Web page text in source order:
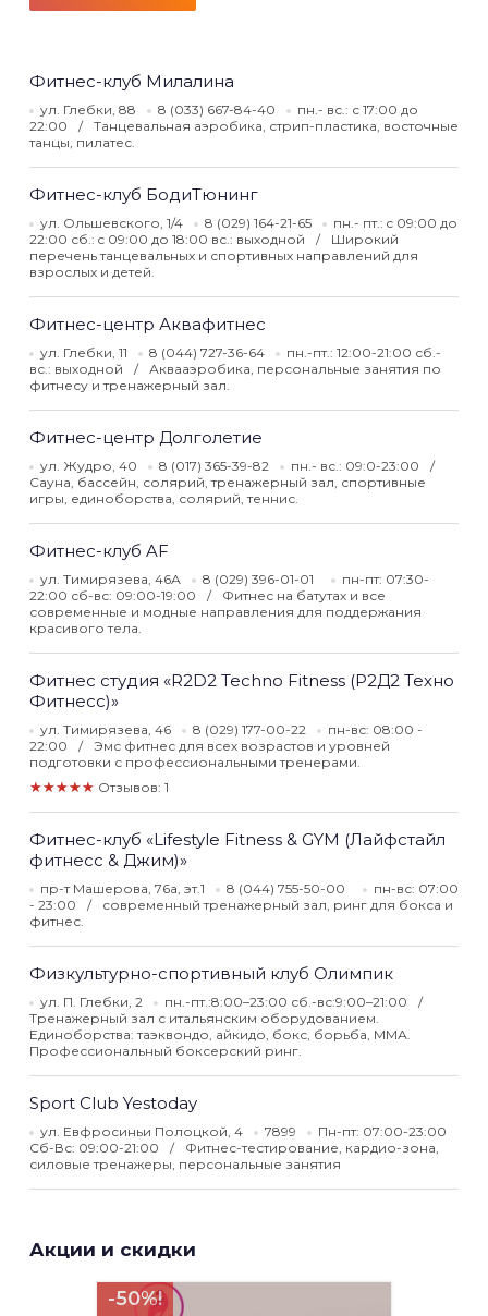
Фитнес-клуб Милалина
ул. Глебки, 88 8 (033) 667-84-40
пн.- вс.: с 17:00 до
22:00
Танцевальная аэробика, стрип-пластика, восточные
танцы, пилатес.
Фитнес-клуб БодиТюнинг
ул. Ольшевского, 1/4 8 (029) 164-21-65
пн.- пт.: c 09:00 до
22:00 сб.: c 09:00 до 18:00 вс.: выходной
Широкий
перечень танцевальных и спортивных направлений для
взрослых и детей.
Фитнес-центр Аквафитнес
ул. Глебки, 11 8 (044) 727-36-64
пн.-пт.: 12:00-21:00 сб.-
вс.: выходной
Аквааэробика, персональные занятия по
фитнесу и тренажерный зал.
Фитнес-центр Долголетие
ул. Жудро, 40 8 (017) 365-39-82
пн.- вс.: 09:0-23:00
Сауна, бассейн, солярий, тренажерный зал, спортивные
игры, единоборства, солярий, теннис.
Фитнес-клуб AF
ул. Тимирязева, 46А 8 (029) 396-01-01
пн-пт: 07:30-
22:00 сб-вс: 09:00-19:00
Фитнес на батутах и все
современные и модные направления для поддержания
красивого тела.
Фитнес студия «R2D2 Techno Fitness (Р2Д2 Техно
Фитнесс)»
ул. Тимирязева, 46 8 (029) 177-00-22
пн-вс: 08:00 -
22:00
Эмс фитнес для всех возрастов и уровней
подготовки с профессиональными тренерами.
★★★★★ Отзывов: 1
Фитнес-клуб «Lifestyle Fitness & GYM (Лайфстайл
фитнесс & Джим)»
пр-т Машерова, 76а, эт.1 8 (044) 755-50-00
пн-вс: 07:00
- 23:00
современный тренажерный зал, ринг для бокса и
фитнес.
Физкультурно-спортивный клуб Олимпик
ул. П. Глебки, 2
пн.-пт.:8:00–23:00 сб.-вс:9:00–21:00
Тренажерный зал с итальянским оборудованием.
Единоборства: таэквондо, айкидо, бокс, борьба, ММА.
Профессиональный боксерский ринг.
Sport Club Yestoday
ул. Евфросиньи Полоцкой, 4 7899
Пн-пт: 07:00-23:00
Сб-Вс: 09:00-21:00
Фитнес-тестирование, кардио-зона,
силовые тренажеры, персональные занятия
Акции и скидки
-50%!